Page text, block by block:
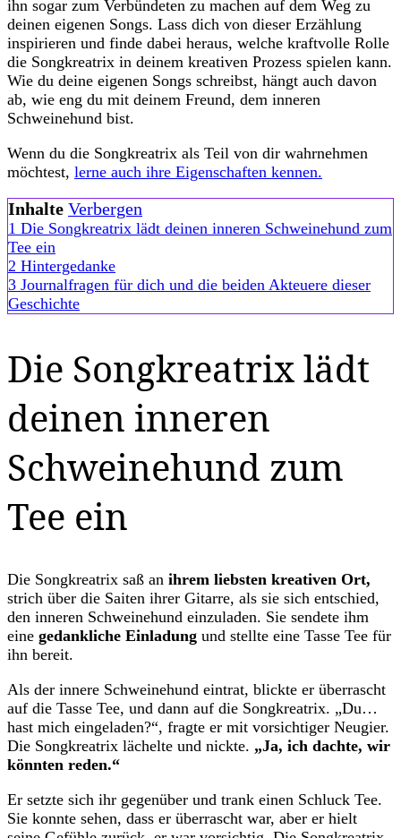
beim
Songschreiben
zum
Verbündeten
machst
ihn sogar zum Verbündeten zu machen auf dem Weg zu
deinen eigenen Songs. Lass dich von dieser Erzählung
inspirieren und finde dabei heraus, welche kraftvolle Rolle
die Songkreatrix in deinem kreativen Prozess spielen kann.
Wie du deine eigenen Songs schreibst, hängt auch davon
ab, wie eng du mit deinem Freund, dem inneren
Schweinehund bist.
Wenn du die Songkreatrix als Teil von dir wahrnehmen
möchtest, lerne auch ihre Eigenschaften kennen.
Inhalte Verbergen
1 Die Songkreatrix lädt deinen inneren Schweinehund zum
Tee ein
2 Hintergedanke
3 Journalfragen für dich und die beiden Akteuere dieser
Geschichte
Die Songkreatrix lädt
deinen inneren
Schweinehund zum
Tee ein
Die Songkreatrix saß an ihrem liebsten kreativen Ort,
strich über die Saiten ihrer Gitarre, als sie sich entschied,
den inneren Schweinehund einzuladen. Sie sendete ihm
eine gedankliche Einladung und stellte eine Tasse Tee für
ihn bereit.
Als der innere Schweinehund eintrat, blickte er überrascht
auf die Tasse Tee, und dann auf die Songkreatrix. „Du…
hast mich eingeladen?“, fragte er mit vorsichtiger Neugier.
Die Songkreatrix lächelte und nickte. „Ja, ich dachte, wir
könnten reden.“
Er setzte sich ihr gegenüber und trank einen Schluck Tee.
Sie konnte sehen, dass er überrascht war, aber er hielt